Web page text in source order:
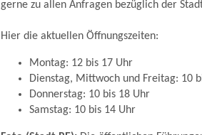
gerne zu allen Anfragen bezüglich der
Hier die aktuellen Öffnungszeiten:
Montag: 12 bis 17 Uhr
Dienstag, Mittwoch und Freitag: 10
Donnerstag: 10 bis 18 Uhr
Samstag: 10 bis 14 Uhr